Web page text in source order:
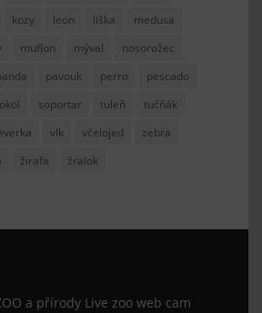
kozy leon liška
medusa
muflon mýval
nosorožec
pavouk perro
pescado
soportar tuleň
tučňák
vlk včelojed
zebra
žirafa žralok
a přírody Live zoo web cam